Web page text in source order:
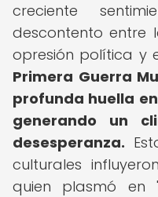
creciente
descontento entre
opresión política y
Primera Guerra
profunda huella
generando un
desesperanza.
culturales
quien plasmó en